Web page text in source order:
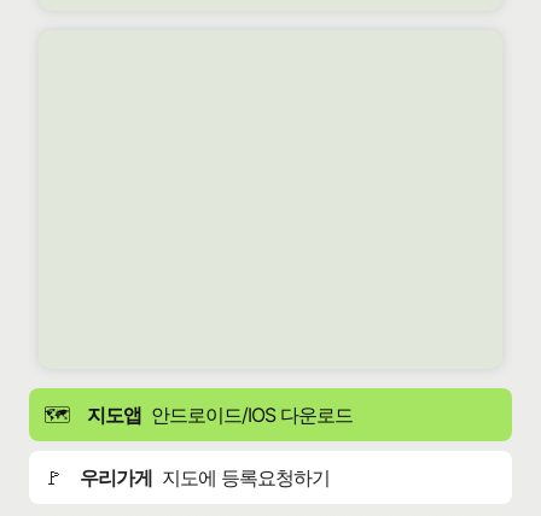
🗺️ 지도앱 안드로이드/IOS 다운로드
🚩 우리가게 지도에 등록요청하기